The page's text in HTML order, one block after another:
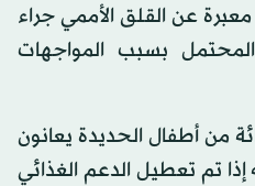
عن القلق الأممي جراء
المحتمل بسبب المواجهات
أن 25 في المائة من أطفال الحديدة يعانون
إذا تم تعطيل الدعم الغذائي